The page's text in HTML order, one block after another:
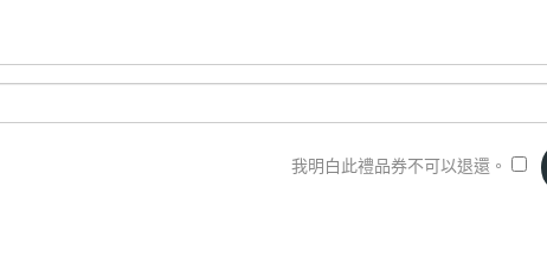
我明白此禮品券不可以退還。